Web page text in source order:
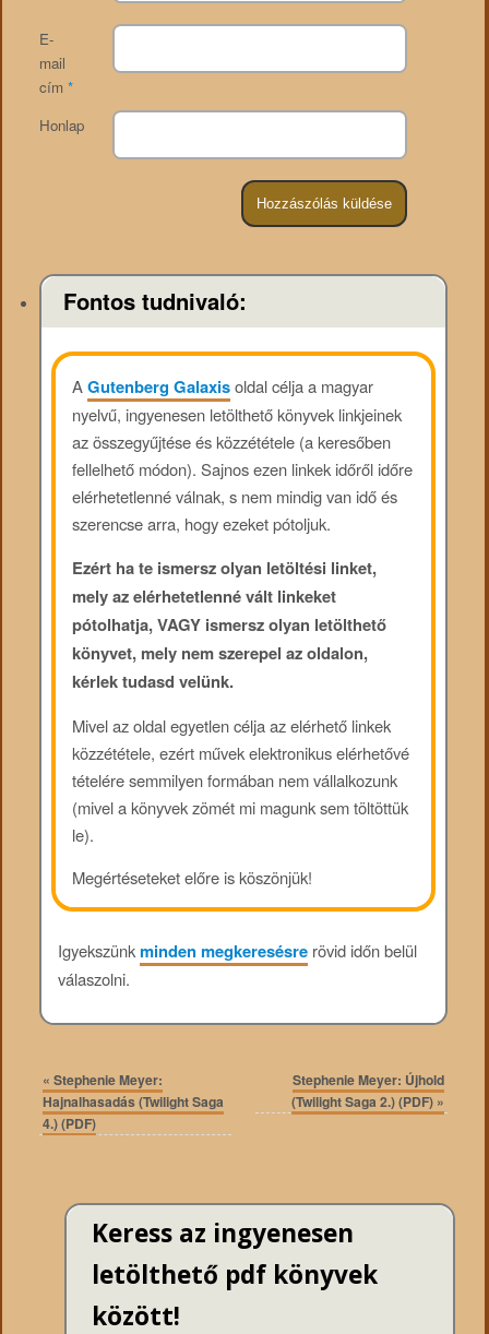
E-
mail
cím *
Honlap
Fontos tudnivaló:
AGutenberg Galaxisoldal célja a magyar
nyelvű, ingyenesen letölthető könyvek linkjeinek
az összegyűjtése és közzététele (a keresőben
fellelhető módon). Sajnos ezen linkek időről időre
elérhetetlenné válnak, s nem mindig van idő és
szerencse arra, hogy ezeket pótoljuk.
Ezért ha te ismersz olyan letöltési linket,
mely az elérhetetlenné vált linkeket
pótolhatja, VAGY ismersz olyan letölthető
könyvet, mely nem szerepel az oldalon,
kérlek tudasd velünk.
Mivel az oldal egyetlen célja az elérhető linkek
közzététele, ezért művek elektronikus elérhetővé
tételére semmilyen formában nem vállalkozunk
(mivel a könyvek zömét mi magunk sem töltöttük
le).
Megértéseteket előre is köszönjük!
Igyekszünkminden megkeresésrerövid időn belül
válaszolni.
« Stephenie Meyer:
Hajnalhasadás (Twilight Saga
4.) (PDF)
Stephenie Meyer: Újhold
(Twilight Saga 2.) (PDF) »
Keress az ingyenesen
letölthető pdf könyvek
között!